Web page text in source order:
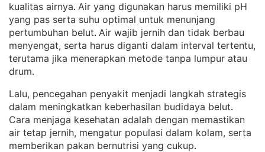
kualitas airnya. Air yang digunakan harus memiliki pH
yang pas serta suhu optimal untuk menunjang
pertumbuhan belut. Air wajib jernih dan tidak berbau
menyengat, serta harus diganti dalam interval tertentu,
terutama jika menerapkan metode tanpa lumpur atau
drum.
Lalu, pencegahan penyakit menjadi langkah strategis
dalam meningkatkan keberhasilan budidaya belut
Cara menjaga kesehatan adalah dengan memastikan
air tetap jernih, mengatur populasi dalam kolam, serta
memberikan pakan bernutrisi yang cukup.